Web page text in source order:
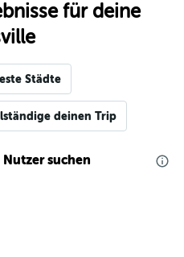
für deine
Städte
deinen Trip
suchen